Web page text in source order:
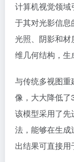
计算机视觉领
于其对光影信
光照、阴影和
维几何结构，生
与传统多视图
像，大大降低了
该模型采用了
法，能够在生
出结果可直接用